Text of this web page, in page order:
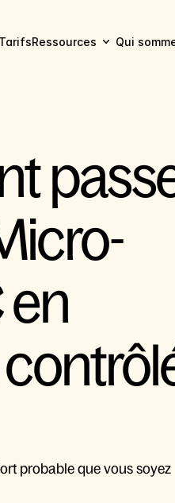
TarifsRessources Qui
en
probable que vous soyez